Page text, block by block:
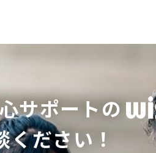
サポートの
ださい！